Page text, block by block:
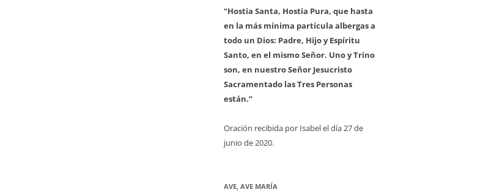
“Hostia Santa, Hostia Pura, que hasta
en la más mínima partícula albergas a
todo un Dios: Padre, Hijo y Espíritu
Santo, en el mismo Señor. Uno y Trino
son, en nuestro Señor Jesucristo
Sacramentado las Tres Personas
están.”
Oración recibida por Isabel el día 27 de
junio de 2020.
AVE, AVE MARÍA